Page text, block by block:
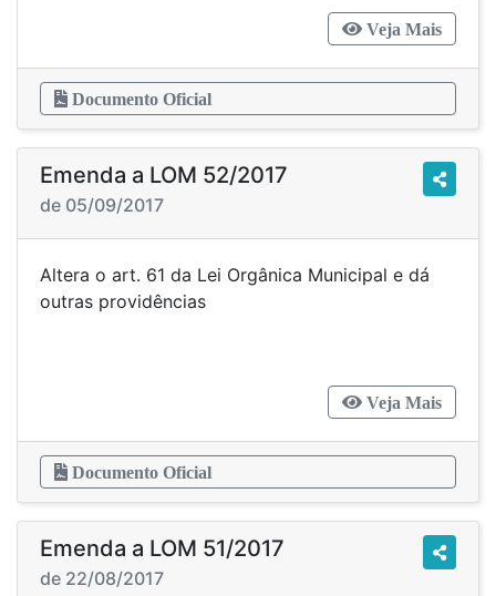
Veja Mais
Documento Oficial
Emenda a LOM 52/2017
de 05/09/2017
Altera o art. 61 da Lei Orgânica Municipal e dá
outras providências
Veja Mais
Documento Oficial
Emenda a LOM 51/2017
de 22/08/2017